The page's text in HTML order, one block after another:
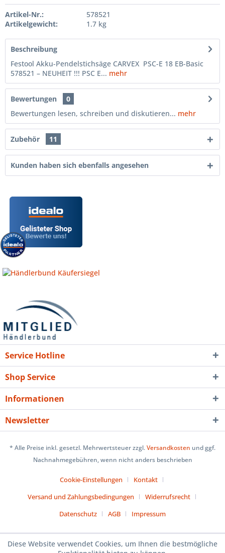
Artikel-Nr.:
578521
Artikelgewicht:
1.7 kg
Beschreibung
Festool Akku-Pendelstichsäge CARVEX PSC-E 18 EB-Basic
578521 – NEUHEIT !!! PSC E... mehr
Bewertungen
0
Bewertungen lesen, schreiben und diskutieren... mehr
Zubehör 11
Kunden haben sich ebenfalls angesehen
Service Hotline
Shop Service
Informationen
Newsletter
* Alle Preise inkl. gesetzl. Mehrwertsteuer zzgl.Versandkosten und ggf.
Nachnahmegebühren, wenn nicht anders beschrieben
Cookie-Einstellungen
Kontakt
Versand und Zahlungsbedingungen
Widerrufsrecht
Datenschutz
AGB Impressum
Diese Website verwendet Cookies, um Ihnen die bestmögliche